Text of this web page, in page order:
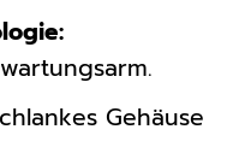
Gehäuse